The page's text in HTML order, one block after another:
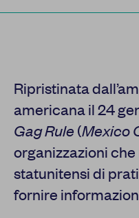
Ripristinata
americana il 24
Gag Rule (Mexico
organizzazioni
statunitensi di
fornire